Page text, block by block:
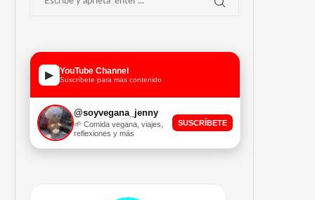
▶ YouTube Channel
Suscríbete para más contenido
@soyvegana_jenny
🌱 Comida vegana, viajes,
reflexiones y más
SUSCRÍBETE